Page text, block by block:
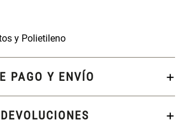
y Polietileno
PAGO Y ENVÍO
Puertas 80
Almohada Sensación Plumas
S/ 74.90